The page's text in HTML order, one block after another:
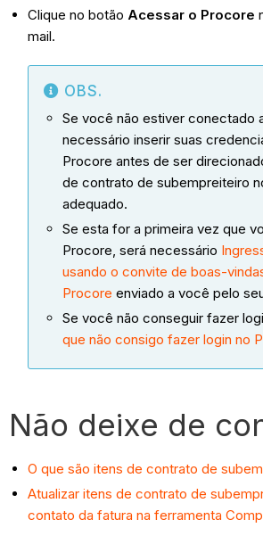
Clique no botão Acessar o Procore
mail.
OBS.
Se você não estiver conectado
necessário inserir suas
Procore antes de ser
de contrato de subempreiteiro
adequado.
Se esta for a primeira vez que
Procore, será necessário
usando o convite de boas-
Procore enviado a você pelo
Se você não conseguir fazer
que não consigo fazer login no
Não deixe de
O que são itens de contrato de
Atualizar itens de contrato de
contato da fatura na ferramenta